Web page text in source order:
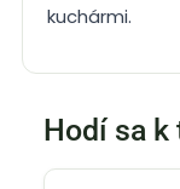
kuchármi.
Hodí sa k